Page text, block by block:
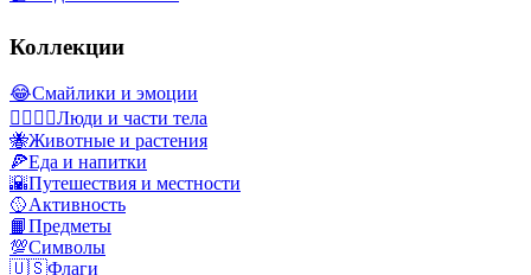
Коллекции
😂Смайлики и эмоции
👩‍❤️‍💋‍👨Люди и части тела
🐝Животные и растения
🍕Еда и напитки
🌇Путешествия и местности
🥎Активность
📙Предметы
💯Символы
🇺🇸Флаги